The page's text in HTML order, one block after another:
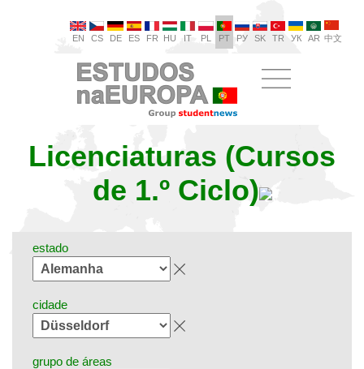
EN CS DE ES FR HU IT PL PT РУ SK TR УК AR 中文
Licenciaturas (Cursos
de 1.º Ciclo)
estado
cidade
grupo de áreas